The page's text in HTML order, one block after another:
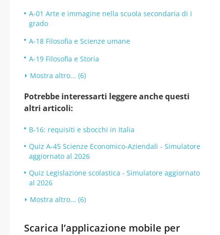
A-01 Arte e immagine nella scuola secondaria di I
grado
A-18 Filosofia e Scienze umane
A-19 Filosofia e Storia
Mostra altro... (6)
Potrebbe interessarti leggere anche questi
altri articoli:
B-16: requisiti e sbocchi in Italia
Quiz A-45 Scienze Economico-Aziendali - Simulatore
aggiornato al 2026
Quiz Legislazione scolastica - Simulatore aggiornato
al 2026
Mostra altro... (6)
Scarica l’applicazione mobile per